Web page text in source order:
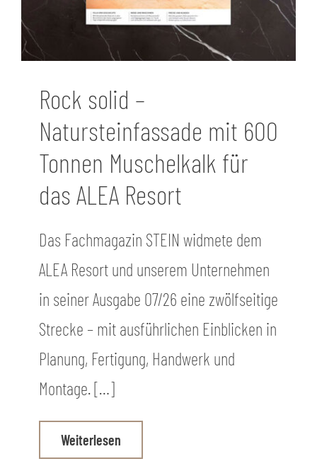
Rock solid –
Natursteinfassade mit 600
Tonnen Muschelkalk für
das ALEA Resort
Das Fachmagazin STEIN widmete dem
ALEA Resort und unserem Unternehmen
in seiner Ausgabe 07/26 eine zwölfseitige
Strecke – mit ausführlichen Einblicken in
Planung, Fertigung, Handwerk und
Montage. […]
Weiterlesen